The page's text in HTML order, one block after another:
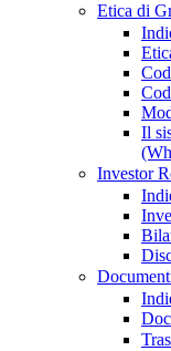
Etica di
Il
Investor